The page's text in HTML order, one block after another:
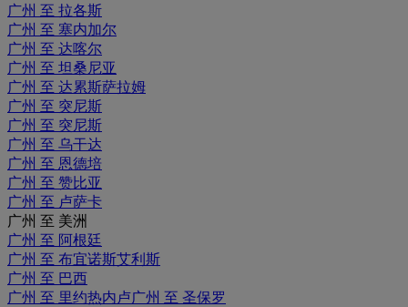
广州 至 拉各斯
广州 至 塞内加尔
广州 至 达喀尔
广州 至 坦桑尼亚
广州 至 达累斯萨拉姆
广州 至 突尼斯
广州 至 突尼斯
广州 至 乌干达
广州 至 恩德培
广州 至 赞比亚
广州 至 卢萨卡
广州 至 美洲
广州 至 阿根廷
广州 至 布宜诺斯艾利斯
广州 至 巴西
广州 至 里约热内卢广州 至 圣保罗